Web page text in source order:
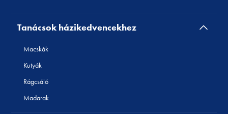
Tanácsok házikedvencekhez
Macskák
Kutyák
Rágcsáló
Madarak